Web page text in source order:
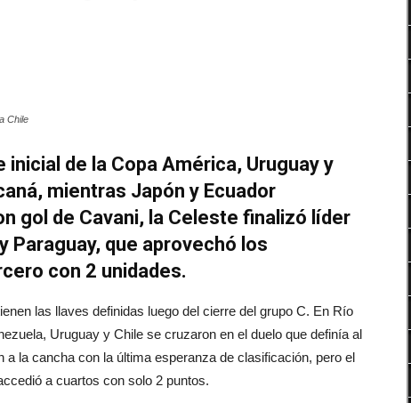
Chile
inicial de la Copa América, Uruguay y
mientras Japón y Ecuador
gol de Cavani, la Celeste finalizó líder
Paraguay, que aprovechó los
con 2 unidades.
las llaves definidas luego del cierre del grupo C. En Río
Uruguay y Chile se cruzaron en el duelo que definía al
a la cancha con la última esperanza de clasificación, pero el
a cuartos con solo 2 puntos.